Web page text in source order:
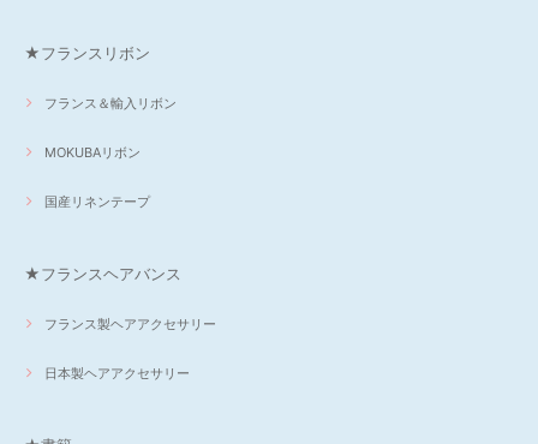
★フランスリボン
フランス＆輸入リボン
MOKUBAリボン
国産リネンテープ
★フランスヘアバンス
フランス製ヘアアクセサリー
日本製ヘアアクセサリー